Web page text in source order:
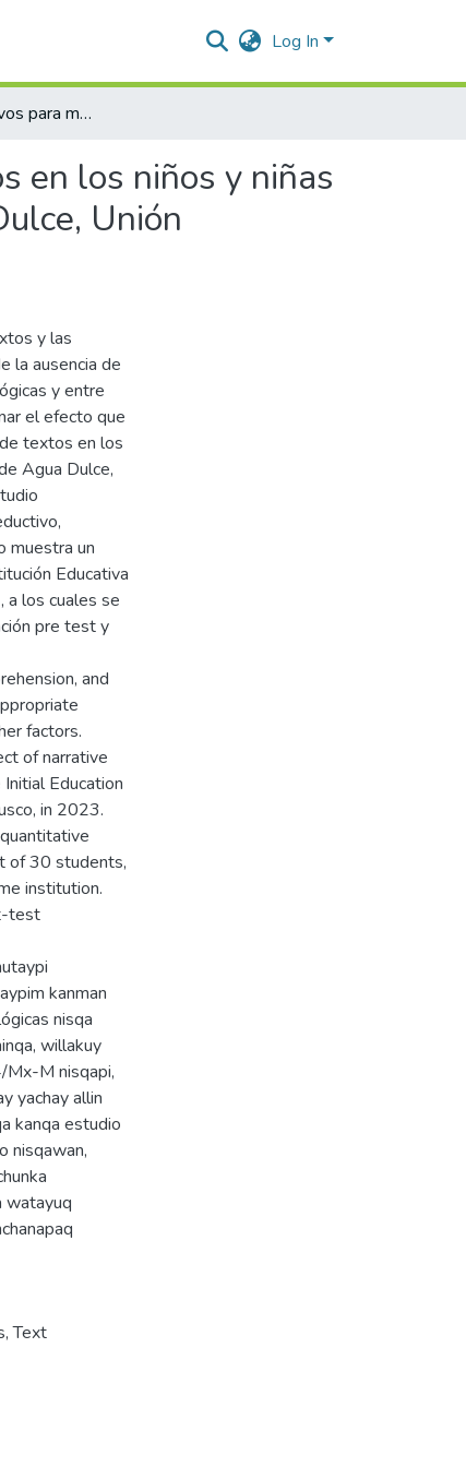
Log In
Cuentos narrativos para mejorar la comprensión de textos en los niños y niñas de la Institución Educativa Inicial N.°754/Mx-M de Agua Dulce, Unión Asháninka, Cusco 2023
en los niños y niñas
Unión
y las
la ausencia de
y entre
el efecto que
textos en los
Agua Dulce,
muestra un
Educativa
a los cuales se
pre test y
and
factors.
of narrative
Education
in 2023.
of 30 students,
institution.
test
kanman
nisqa
willakuy
Mx-M nisqapi,
yachay allin
kanqa estudio
nisqawan,
watayuq
,Text